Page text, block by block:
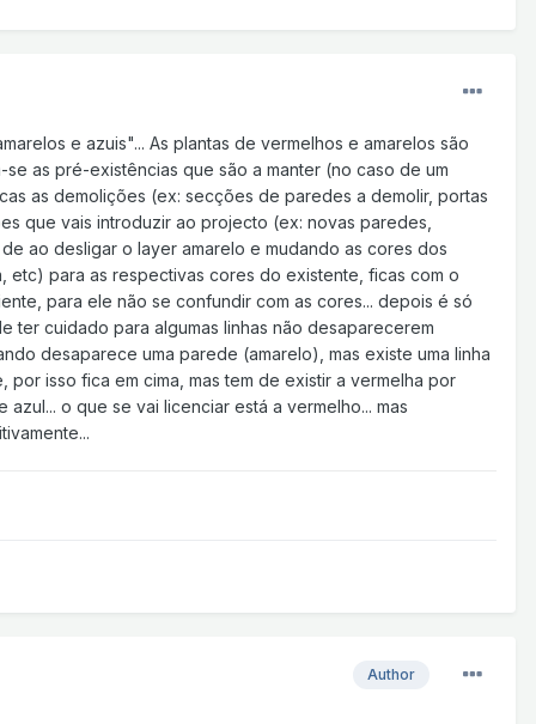
e azuis"... As plantas de vermelhos e amarelos são
as pré-existências que são a manter (no caso de um
as demolições (ex: secções de paredes a demolir, portas
que vais introduzir ao projecto (ex: novas paredes,
ao desligar o layer amarelo e mudando as cores dos
etc) para as respectivas cores do existente, ficas com o
para ele não se confundir com as cores... depois é só
ter cuidado para algumas linhas não desaparecerem
desaparece uma parede (amarelo), mas existe uma linha
isso fica em cima, mas tem de existir a vermelha por
o que se vai licenciar está a vermelho... mas
Author